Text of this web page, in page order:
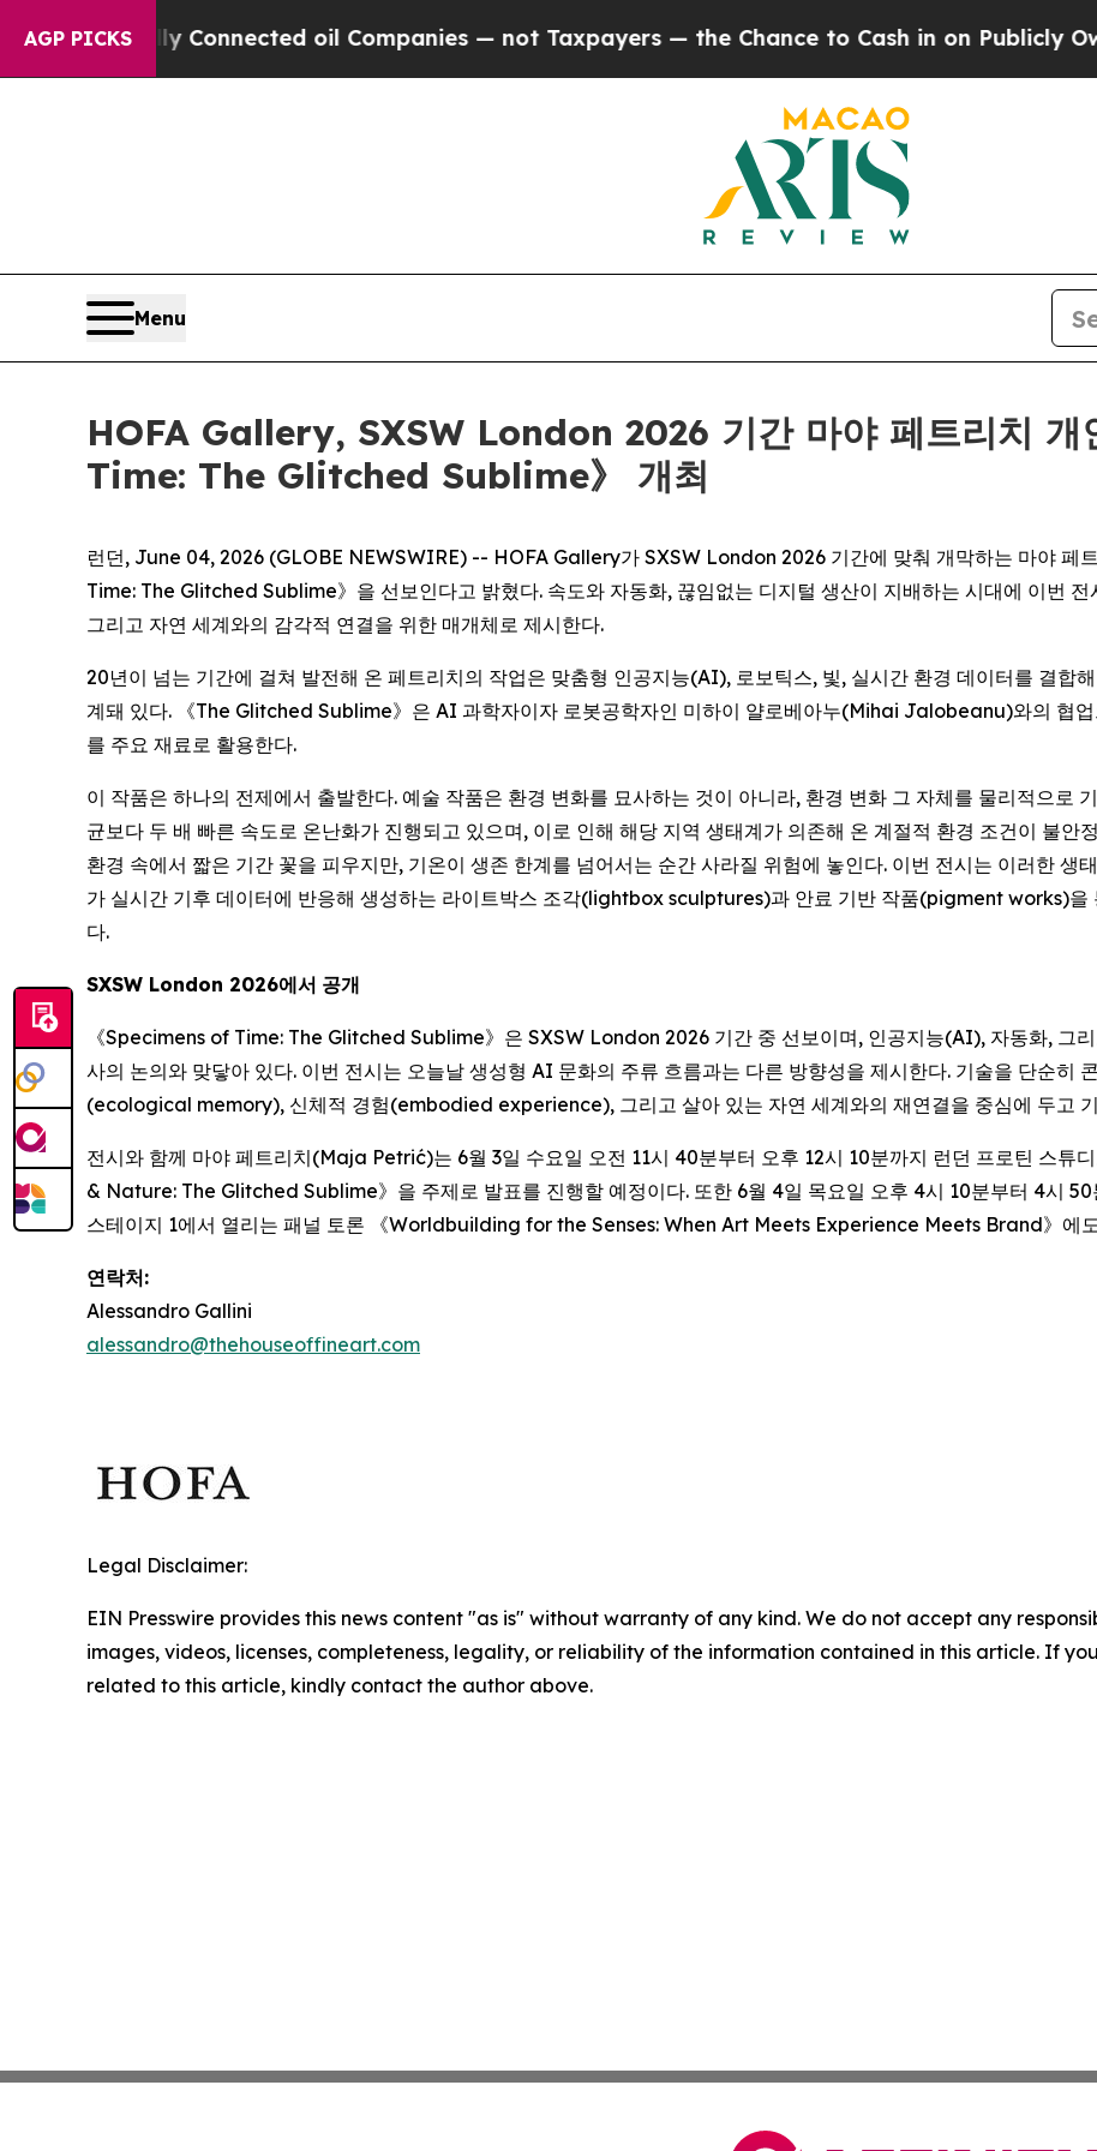
AGP PICKSConnected oil Companies — not Taxpayers — the Chance to Cash in on Publicly Owned
Menu
HOFA Gallery, SXSW London 2026 기간 마야 페트리치
Time: The Glitched Sublime》 개최
런던, June 04, 2026 (GLOBE NEWSWIRE) -- HOFA Gallery가 SXSW London 2026 기간에 맞춰 개막하는 마야 페
Time: The Glitched Sublime》을 선보인다고 밝혔다. 속도와 자동화, 끊임없는 디지털 생산이 지배하는 시대에 이번
그리고 자연 세계와의 감각적 연결을 위한 매개체로 제시한다.
20년이 넘는 기간에 걸쳐 발전해 온 페트리치의 작업은 맞춤형 인공지능(AI), 로보틱스, 빛, 실시간 환경 데이터를 결합
계돼 있다. 《The Glitched Sublime》은 AI 과학자이자 로봇공학자인 미하이 얄로베아누(Mihai Jalobeanu)와의 협업
를 주요 재료로 활용한다.
이 작품은 하나의 전제에서 출발한다. 예술 작품은 환경 변화를 묘사하는 것이 아니라, 환경 변화 그 자체를 물리적으로
균보다 두 배 빠른 속도로 온난화가 진행되고 있으며, 이로 인해 해당 지역 생태계가 의존해 온 계절적 환경 조건이 불
환경 속에서 짧은 기간 꽃을 피우지만, 기온이 생존 한계를 넘어서는 순간 사라질 위험에 놓인다. 이번 전시는 이러한 생
가 실시간 기후 데이터에 반응해 생성하는 라이트박스 조각(lightbox sculptures)과 안료 기반 작품(pigment works)을
다.
SXSW London 2026에서 공개
《Specimens of Time: The Glitched Sublime》은 SXSW London 2026 기간 중 선보이며, 인공지능(AI), 자동화, 그
사의 논의와 맞닿아 있다. 이번 전시는 오늘날 생성형 AI 문화의 주류 흐름과는 다른 방향성을 제시한다. 기술을 단순히
(ecological memory), 신체적 경험(embodied experience), 그리고 살아 있는 자연 세계와의 재연결을 중심에 두고
전시와 함께 마야 페트리치(Maja Petrić)는 6월 3일 수요일 오전 11시 40분부터 오후 12시 10분까지 런던 프로틴 스튜
& Nature: The Glitched Sublime》을 주제로 발표를 진행할 예정이다. 또한 6월 4일 목요일 오후 4시 10분부터 4시
스테이지 1에서 열리는 패널 토론 《Worldbuilding for the Senses: When Art Meets Experience Meets Brand》에
연락처:
Alessandro Gallini
alessandro@thehouseoffineart.com
Legal Disclaimer:
EIN Presswire provides this news content "as is" without warranty of any kind. We do not accept any
images, videos, licenses, completeness, legality, or reliability of the information contained in this article. If
related to this article, kindly contact the author above.